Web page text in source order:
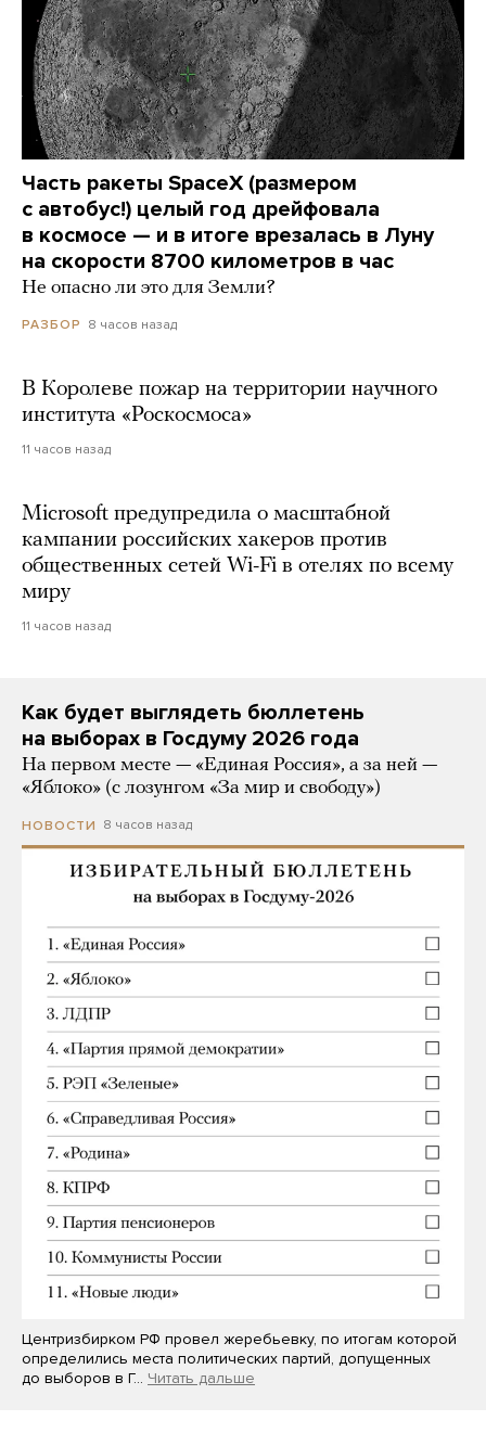
Часть ракеты SpaceX (размером
с автобус!) целый год дрейфовала
в космосе — и в итоге врезалась в Луну
на скорости 8700 километров в час
Не опасно ли это для Земли?
РАЗБОР 8 часов назад
В Королеве пожар на территории научного
института «Роскосмоса»
11 часов назад
Microsoft предупредила о масштабной
кампании российских хакеров против
общественных сетей Wi-Fi в отелях по всему
миру
11 часов назад
Как будет выглядеть бюллетень
на выборах в Госдуму 2026 года
На первом месте — «Единая Россия», а за ней —
«Яблоко» (с лозунгом «За мир и свободу»)
НОВОСТИ 8 часов назад
Центризбирком РФ провел жеребьевку, по итогам которой
определились места политических партий, допущенных
до выборов в Г… Читать дальше